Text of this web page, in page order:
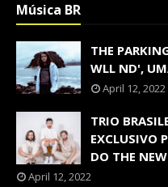
Música BR
THE
WLL ND',
April 12, 2022
TRIO
EXCLUSIVO
DO THE
April 12, 2022